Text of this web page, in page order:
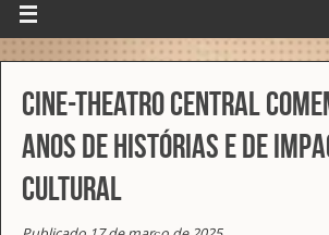
Cine-Theatro Central
anos de histórias e de
cultural